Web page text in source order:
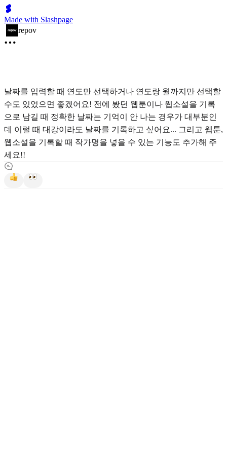
Made with Slashpage
repov
날짜를 입력할 때 연도만 선택하거나 연도랑 월까지만 선택할
수도 있었으면 좋겠어요! 전에 봤던 웹툰이나 웹소설을 기록
으로 남길 때 정확한 날짜는 기억이 안 나는 경우가 대부분인
데 이럴 때 대강이라도 날짜를 기록하고 싶어요... 그리고 웹툰,
웹소설을 기록할 때 작가명을 넣을 수 있는 기능도 추가해 주
세요!!